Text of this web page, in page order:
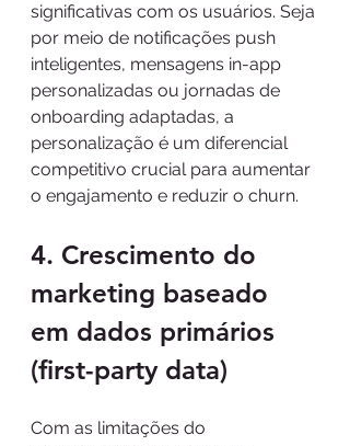
significativas com os usuários. Seja
por meio de notificações push
inteligentes, mensagens in-app
personalizadas ou jornadas de
onboarding adaptadas, a
personalização é um diferencial
competitivo crucial para aumentar
o engajamento e reduzir o churn.
4. Crescimento do
marketing baseado
em dados primários
(first-party data)
Com as limitações do